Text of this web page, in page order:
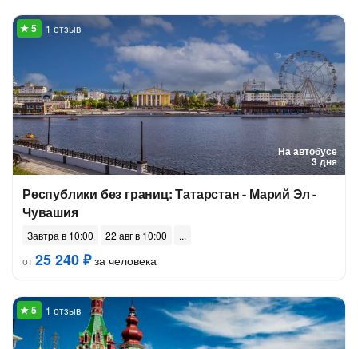
На автобусе
3 дня
1 отзыв
Республики без границ: Татарстан - Марий Эл -
Чувашия
Завтра в 10:00
22 авг в 10:00
от25 240 ₽за человека
1 отзыв